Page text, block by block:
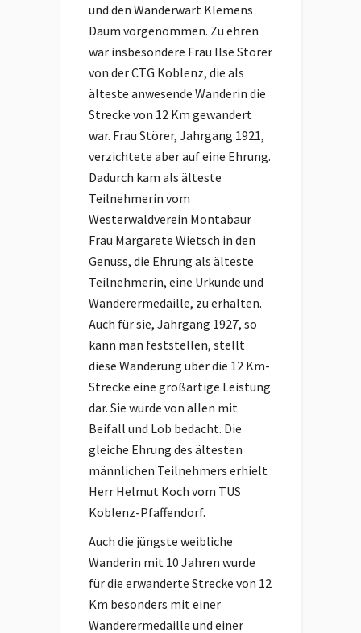
und den Wanderwart Klemens
Daum vorgenommen. Zu ehren
war insbesondere Frau Ilse Störer
von der CTG Koblenz, die als
älteste anwesende Wanderin die
Strecke von 12 Km gewandert
war. Frau Störer, Jahrgang 1921,
verzichtete aber auf eine Ehrung.
Dadurch kam als älteste
Teilnehmerin vom
Westerwaldverein Montabaur
Frau Margarete Wietsch in den
Genuss, die Ehrung als älteste
Teilnehmerin, eine Urkunde und
Wanderermedaille, zu erhalten.
Auch für sie, Jahrgang 1927, so
kann man feststellen, stellt
diese Wanderung über die 12 Km-
Strecke eine großartige Leistung
dar. Sie wurde von allen mit
Beifall und Lob bedacht. Die
gleiche Ehrung des ältesten
männlichen Teilnehmers erhielt
Herr Helmut Koch vom TUS
Koblenz-Pfaffendorf.
Auch die jüngste weibliche
Wanderin mit 10 Jahren wurde
für die erwanderte Strecke von 12
Km besonders mit einer
Wanderermedaille und einer